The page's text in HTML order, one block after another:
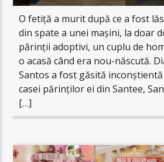
O fetiță a murit după ce a fost
din spate a unei mașini, la doar
părinții adoptivi, un cuplu de
o acasă când era nou-născută.
Santos a fost găsită
casei părinților ei din Santee,
[…]